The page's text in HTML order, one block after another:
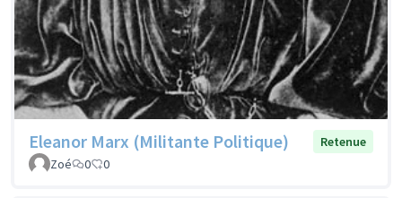
Eleanor Marx (Militante Politique)
Retenue
Zoé
0 0